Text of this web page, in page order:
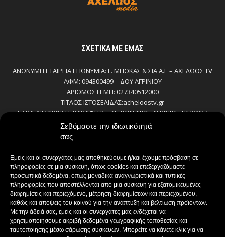
Σεβόμαστε την ιδιωτικότητά
σας
Εμείς και οι συνεργάτες μας αποθηκεύουμε ή/και έχουμε πρόσβαση σε
πληροφορίες σε μια συσκευή, όπως cookies και επεξεργαζόμαστε
προσωπικά δεδομένα, όπως μοναδικά αναγνωριστικά και τυπικές
πληροφορίες που αποστέλλονται από μια συσκευή για εξατομικευμένες
διαφημίσεις και περιεχόμενο, μέτρηση διαφημίσεων και περιεχομένου,
καθώς και απόψεις του κοινού για την ανάπτυξη και βελτίωση προϊόντων.
Με την άδειά σας, εμείς και οι συνεργάτες μας ενδέχεται να
χρησιμοποιήσουμε ακριβή δεδομένα γεωγραφικής τοποθεσίας και
ταυτοποίησης μέσω σάρωσης συσκευών. Μπορείτε να κάνετε κλικ για να
ΣΧΕΤΙΚΆ ΜΕ ΕΜΆΣ
ΑΝΩΝΥΜΗ ΕΤΑΙΡΕΙΑ ΕΠΩΝΥΜΙΑ: Γ. ΜΠΟΚΑΣ & ΣΙΑ Α.Ε – ΑΧΕΛΩΟΣ TV
ΑΦΜ: 094300499 – ΔΟΥ ΑΓΡΙΝΙΟΥ
ΑΡΙΘΜΟΣ ΓΕΜΗ: 027340512000
ΤΙΤΛΟΣ ΙΣΤΟΣΕΛΙΔΑΣ:acheloostv.gr
ΕΔΡΑ-ΔΙΕΥΘΥΝΣΗ: ΚΑΒΑΦΗ 2 – ΑΓ. ΚΩΝ/ΝΟΣ, ΑΓΡΙΝΙΟ , ΤΚ:30027
ΤΗΛΕΦΩΝΟ: 2641022803 – 58800
E-MAIL: bokas@otenet.gr, info@axeloostv.gr
ΝΟΜΙΜΟΣ ΕΚΠΡΟΣΩΠΟΣ: ΜΠΟΚΑΣ ΚΩΝ/ΝΟΣ
ΔΙΕΥΘΥΝΤΗΣ: ΜΠΟΚΑΣ ΚΩΝ/ΝΟΣ
ΔΙΕΥΘΥΝΤΗΣ ΣΥΝΤΑΞΗΣ:ΚΟΥΤΣΙΚΟΣ ΠΑΝΤΕΛΗΣ
ΔΙΑΧΕΙΡΙΣΤΗΣ-ΔΙΚΑΙΟΥΧΟΣ domain: ΜΠΟΚΑΣ ΚΩΝ/ΝΟΣ – Γ. ΜΠΟΚΑΣ &
ΣΙΑ Α.Ε
ΔΗΜΟΣΙΟΓΡΑΦΟΙ:
ΚΟΥΤΣΙΚΟΣ ΠΑΝΤΕΛΗΣ
ΒΑΚΡΑΚΟΥ ΣΟΦΙΑ